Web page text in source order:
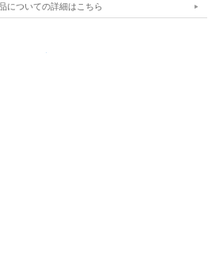
についての詳細はこちら